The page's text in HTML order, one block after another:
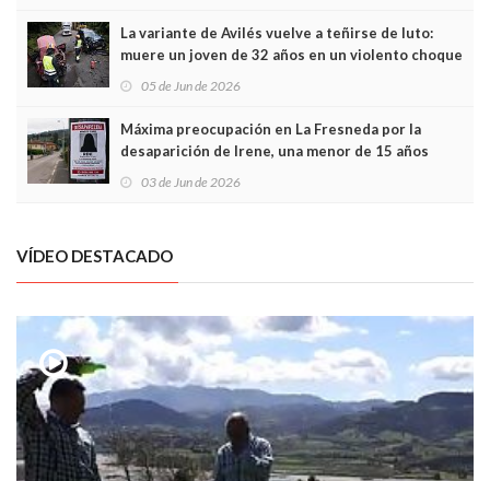
La variante de Avilés vuelve a teñirse de luto:
muere un joven de 32 años en un violento choque
frontal
05 de Jun de 2026
Máxima preocupación en La Fresneda por la
desaparición de Irene, una menor de 15 años
03 de Jun de 2026
VÍDEO DESTACADO